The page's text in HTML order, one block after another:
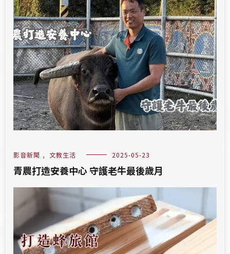
影音新聞 , 文教生活 2025-05-23
青農打造安養中心 守護老牛最後歲月